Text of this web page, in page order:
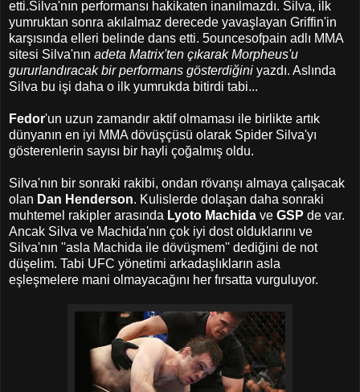
etti.Silva'nın performansı hakikaten inanılmazdı. Silva, ilk
yumruktan sonra akılalmaz derecede yavaşlayan Griffin'in
karşısında elleri belinde dans etti. 5ouncesofpain adlı MMA
sitesi Silva'nın adeta Matrix'ten çıkarak Morpheus'u
gururlandıracak bir performans gösterdiğini yazdı. Aslında
Silva bu işi daha o ilk yumrukda bitirdi tabi...
Fedor'un uzun zamandır aktif olmaması ile birlikte artık
dünyanın en iyi MMA dövüşçüsü olarak Spider Silva'yı
gösterenlerin sayısı bir hayli çoğalmış oldu.
Silva'nın bir sonraki rakibi, ondan rövanşı almaya çalışacak
olan Dan Henderson. Kulislerde dolaşan daha sonraki
muhtemel rakipler arasında Lyoto Machida ve GSP de var.
Ancak Silva ve Machida'nın çok iyi dost olduklarını ve
Silva'nın ''asla Machida ile dövüşmem'' dediğini de not
düşelim. Tabi UFC yönetimi arkadaşlıkların asla
eşleşmelere mani olmayacağını her fırsatta vurguluyor.